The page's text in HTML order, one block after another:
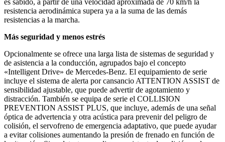
resistencia aerodinámica supera ya a la suma de las demás
resistencias a la marcha.
Más seguridad y menos estrés
Opcionalmente se ofrece una larga lista de sistemas de seguridad y
de asistencia a la conducción, agrupados bajo el concepto
«Intelligent Drive» de Mercedes-Benz. El equipamiento de serie
incluye el sistema de alerta por cansancio ATTENTION ASSIST de
sensibilidad ajustable, que puede advertir de agotamiento y
distracción. También se equipa de serie el COLLISION
PREVENTION ASSIST PLUS, que incluye, además de una señal
óptica de advertencia y otra acústica para prevenir del peligro de
colisión, el servofreno de emergencia adaptativo, que puede ayudar
a evitar colisiones aumentando la presión de frenado en función de